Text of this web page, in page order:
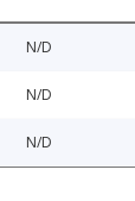
N/D
N/D
N/D